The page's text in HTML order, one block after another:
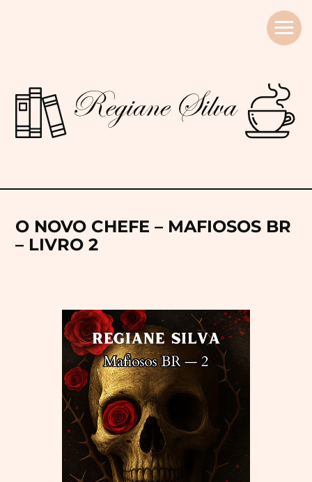
Regiane
O NOVO CHEFE – MAFIOSOS BR
– LIVRO 2